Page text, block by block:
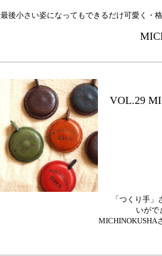
最後小さい姿になってもできるだけ可愛く・
VOL.29
「つくり手
いがで
MICHINOKUSHA